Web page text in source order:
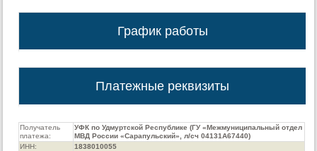
График работы
Платежные реквизиты
Получатель
платежа:
УФК по Удмуртской Республике (ГУ «Межмуниципальный отдел
МВД России «Сарапульский», л/сч 04131А67440)
ИНН:
1838010055